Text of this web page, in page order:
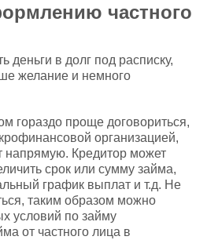
частного
деньги в долг под расписку,
желание и немного
гораздо проще договориться,
организацией,
напрямую. Кредитор может
срок или сумму займа,
график выплат и т.д. Не
таким образом можно
условий по займу
от частного лица в